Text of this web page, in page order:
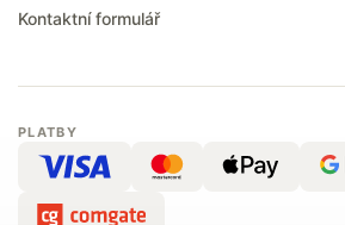
Kontaktní formulář
PLATBY